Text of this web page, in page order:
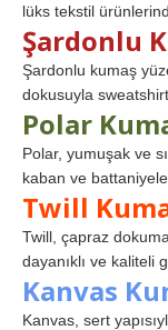
lüks tekstil
Şardonlu
Şardonlu kumaş
dokusuyla
Polar
Polar, yumuşak ve
kaban ve
Twill
Twill, çapraz
dayanıklı ve kaliteli
Kanvas
Kanvas, sert